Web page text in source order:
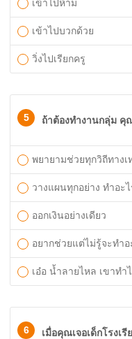
เข้าไปห้าม
เข้าไปบวกด้วย
วิ่งไปเรียกครู
5 ถ้าต้องทำงานกลุ่ม คุ
พยายามช่วยทุกวิถีทางเ
วางแผนทุกอย่าง ทำอะ
ออกเงินอย่างเดียว
อยากช่วยแต่ไม่รู้จะทำอ
เอ๋อ น้ำลายไหล เขาทำ
6 เมื่อคุณเจอเด็กโรงเ